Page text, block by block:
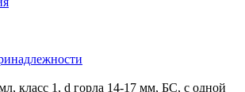
класс 1, d горла 14-17 мм, БС, с одной